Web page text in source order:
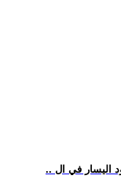
اليسار في ال